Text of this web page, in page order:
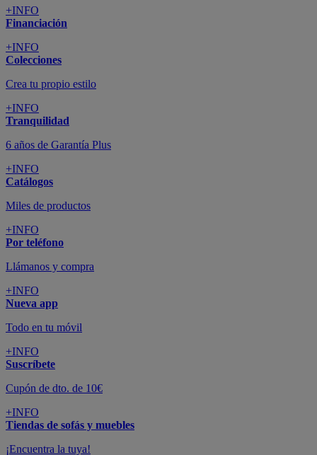
+INFO
Financiación
+INFO
Colecciones
Crea tu propio estilo
+INFO
Tranquilidad
6 años de Garantía Plus
+INFO
Catálogos
Miles de productos
+INFO
Por teléfono
Llámanos y compra
+INFO
Nueva app
Todo en tu móvil
+INFO
Suscríbete
Cupón de dto. de 10€
+INFO
Tiendas de sofás y muebles
¡Encuentra la tuya!